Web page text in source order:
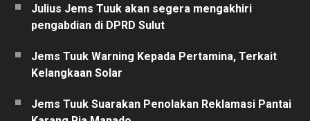
Julius Jems Tuuk akan segera mengakhiri
pengabdian di DPRD Sulut
Jems Tuuk Warning Kepada Pertamina, Terkait
Kelangkaan Solar
Jems Tuuk Suarakan Penolakan Reklamasi Pantai